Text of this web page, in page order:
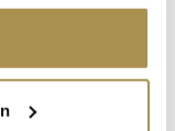
das Privacy
Lage